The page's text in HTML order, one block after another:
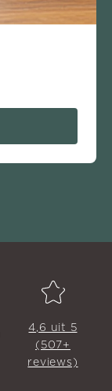
4,6 uit 5
(507+
reviews)